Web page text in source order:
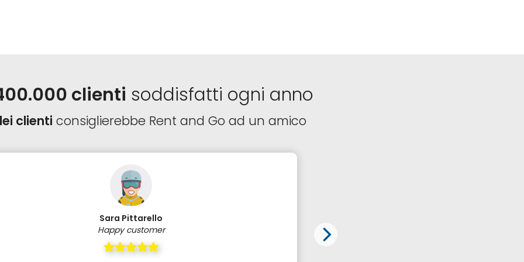
clienti soddisfatti ogni anno
clienti consiglierebbe Rent and Go ad un amico
Sara Pittarello
Happy customer